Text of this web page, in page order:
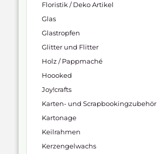
Floristik / Deko Artikel
Glas
Glastropfen
Glitter und Flitter
Holz / Pappmaché
Hoooked
Joy!crafts
Karten- und Scrapbookingzubehör
Kartonage
Keilrahmen
Kerzengelwachs